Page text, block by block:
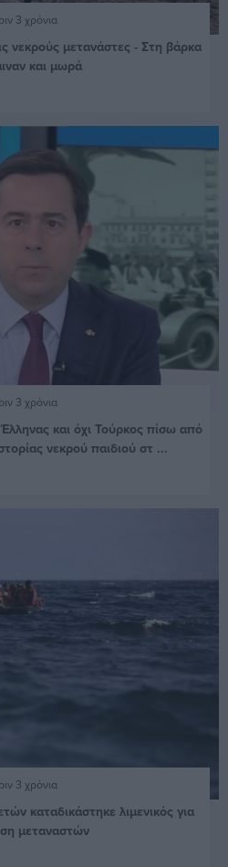
3 χρόνια
νεκρούς μετανάστες - Στη βάρκα
και μωρά
3 χρόνια
και όχι Τούρκος πίσω από
νεκρού παιδιού στ ...
3 χρόνια
καταδικάστηκε λιμενικός για
μεταναστών